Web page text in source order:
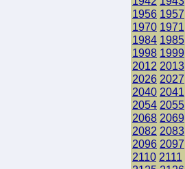
1956 1957
1970 1971
1984 1985
1998 1999
2012 2013
2026 2027
2040 2041
2054 2055
2068 2069
2082 2083
2096 2097
2110 2111